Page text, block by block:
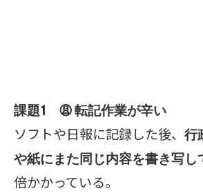
課題1 😩 転記作業が辛い
ソフトや日報に記録した後、 行
や紙にまた同じ内容を書き写し
倍かかっている。